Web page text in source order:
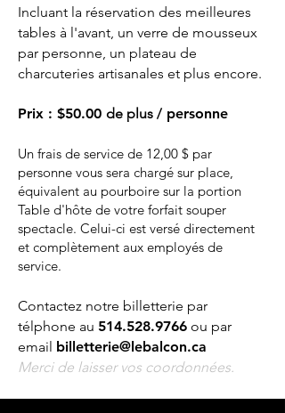
Incluant la réservation des meilleures
tables à l'avant, un verre de mousseux
par personne, un plateau de
charcuteries artisanales et plus encore.
Prix : $50.00 de plus / personne
Un frais de service de 12,00 $ par
personne vous sera chargé sur place,
équivalent au pourboire sur la portion
Table d'hôte de votre forfait souper
spectacle. Celui-ci est versé directement
et complètement aux employés de
service.
Contactez notre billetterie par
télphone au 514.528.9766 ou par
email billetterie@lebalcon.ca
Merci de laisser vos coordonnées.